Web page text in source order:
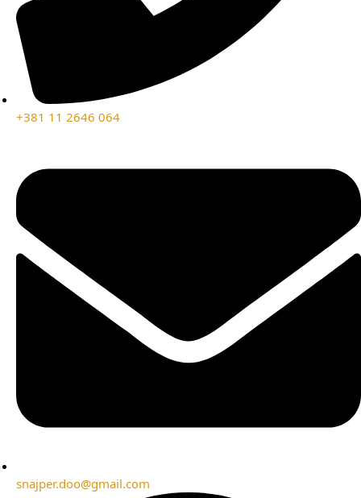
+381 11 2646 064
snajper.doo@gmail.com